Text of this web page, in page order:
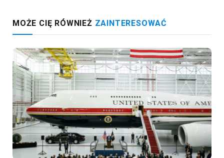
MOŻE CIĘ RÓWNIEŻ ZAINTERESOWAĆ